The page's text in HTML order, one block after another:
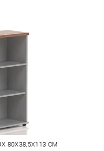
80X38,5X113 CM